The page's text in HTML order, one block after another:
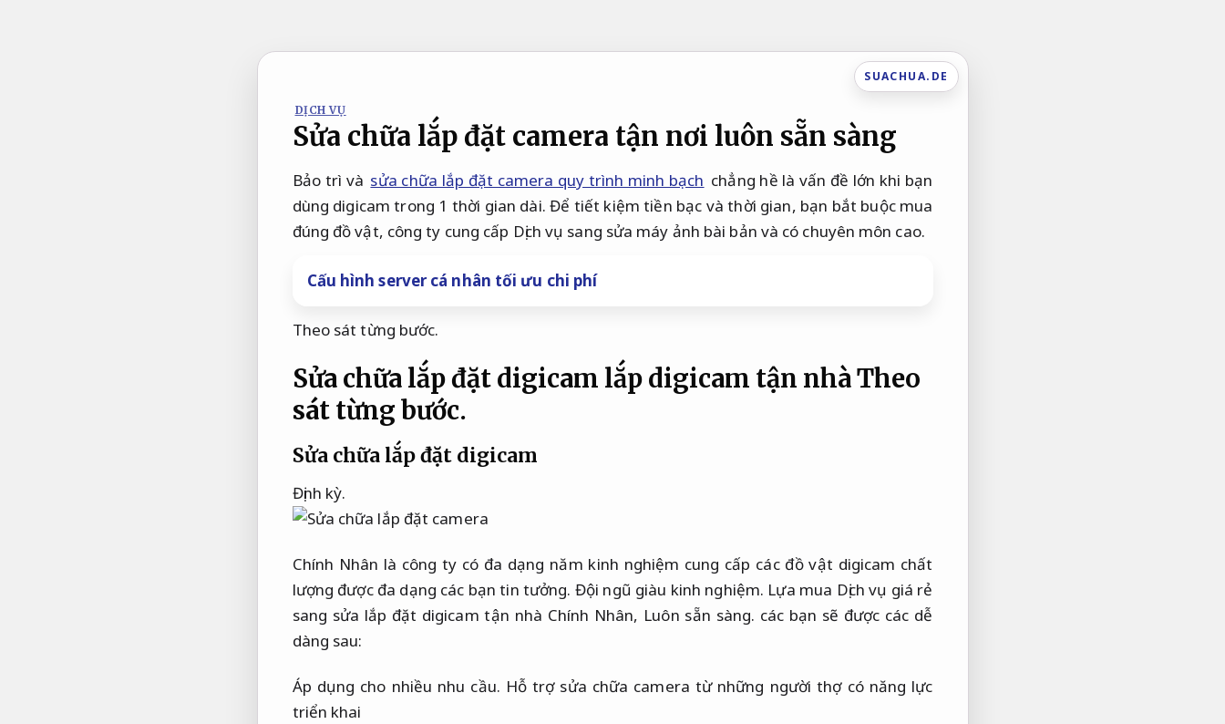
SUACHUA.DE
DỊCH VỤ
Sửa chữa lắp đặt camera tận nơi luôn sẵn sàng
Bảo trì và sửa chữa lắp đặt camera quy trình minh bạch chẳng hề là vấn đề lớn khi bạn
dùng digicam trong 1 thời gian dài. Để tiết kiệm tiền bạc và thời gian, bạn bắt buộc mua
đúng đồ vật, công ty cung cấp Dịch vụ sang sửa máy ảnh bài bản và có chuyên môn cao.
Cấu hình server cá nhân tối ưu chi phí
Theo sát từng bước.
Sửa chữa lắp đặt digicam lắp digicam tận nhàTheo
sát từng bước.
Sửa chữa lắp đặt digicam
Định kỳ.
Chính Nhân là công ty có đa dạng năm kinh nghiệm cung cấp các đồ vật digicam chất
lượng được đa dạng các bạn tin tưởng. Đội ngũ giàu kinh nghiệm. Lựa mua Dịch vụ giá rẻ
sang sửa lắp đặt digicam tận nhà Chính Nhân, Luôn sẵn sàng. các bạn sẽ được các dễ
dàng sau:
Áp dụng cho nhiều nhu cầu. Hỗ trợ sửa chữa camera từ những người thợ có năng lực
triển khai